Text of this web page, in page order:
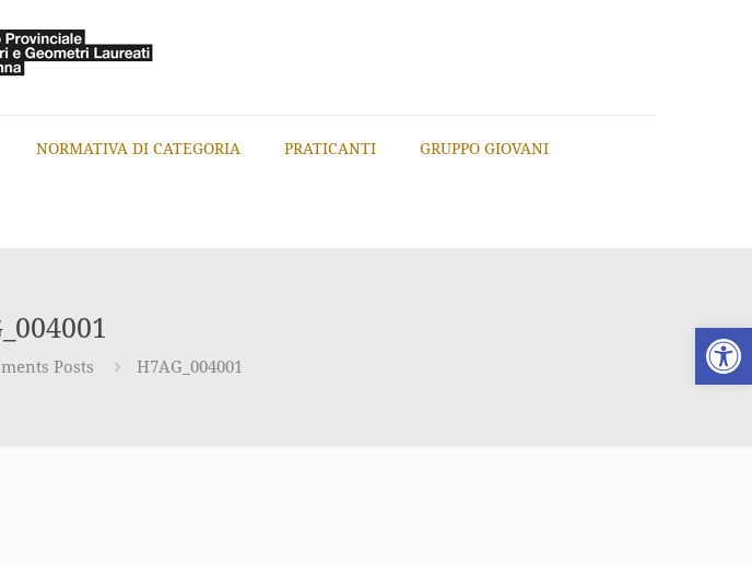
Apri
NORMATIVA DI CATEGORIA PRATICANTI GRUPPO GIOVANI
Posts H7AG_004001